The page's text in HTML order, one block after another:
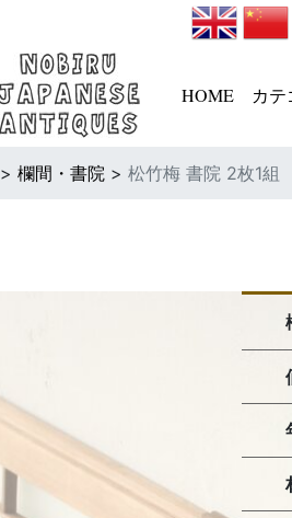
HOME カ
> 欄間・書院 > 松竹梅 書院 2枚1